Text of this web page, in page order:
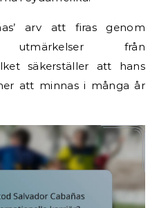
arv att firas genom
från
säkerställer att hans
att minnas i många år